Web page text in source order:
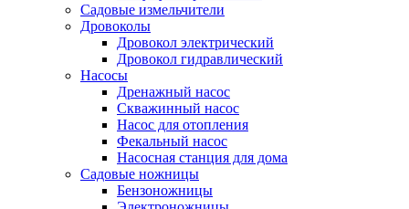
Садовые измельчители
Дровоколы
Дровокол электрический
Дровокол гидравлический
Насосы
Дренажный насос
Скважинный насос
Насос для отопления
Фекальный насос
Насосная станция для дома
Садовые ножницы
Бензоножницы